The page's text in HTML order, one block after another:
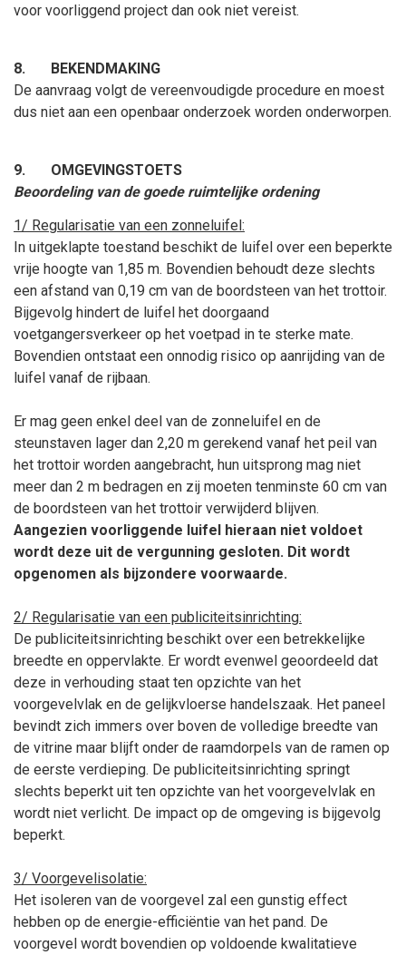
voor voorliggend project dan ook niet vereist.
8.
BEKENDMAKING
De aanvraag volgt de vereenvoudigde procedure en moest
dus niet aan een openbaar onderzoek worden onderworpen.
9.
OMGEVINGSTOETS
Beoordeling van de goede ruimtelijke ordening
1/ Regularisatie van een zonneluifel:
In uitgeklapte toestand beschikt de luifel over een beperkte
vrije hoogte van 1,85 m. Bovendien behoudt deze slechts
een afstand van 0,19 cm van de boordsteen van het trottoir.
Bijgevolg hindert de luifel het doorgaand
voetgangersverkeer op het voetpad in te sterke mate.
Bovendien ontstaat een onnodig risico op aanrijding van de
luifel vanaf de rijbaan.
Er mag geen enkel deel van de zonneluifel en de
steunstaven lager dan 2,20 m gerekend vanaf het peil van
het trottoir worden aangebracht, hun uitsprong mag niet
meer dan 2 m bedragen en zij moeten tenminste 60 cm van
de boordsteen van het trottoir verwijderd blijven.
Aangezien voorliggende luifel hieraan niet voldoet
wordt deze uit de vergunning gesloten. Dit wordt
opgenomen als bijzondere voorwaarde.
2/ Regularisatie van een publiciteitsinrichting:
De publiciteitsinrichting beschikt over een betrekkelijke
breedte en oppervlakte. Er wordt evenwel geoordeeld dat
deze in verhouding staat ten opzichte van het
voorgevelvlak en de gelijkvloerse handelszaak. Het paneel
bevindt zich immers over boven de volledige breedte van
de vitrine maar blijft onder de raamdorpels van de ramen op
de eerste verdieping. De publiciteitsinrichting springt
slechts beperkt uit ten opzichte van het voorgevelvlak en
wordt niet verlicht. De impact op de omgeving is bijgevolg
beperkt.
3/ Voorgevelisolatie:
Het isoleren van de voorgevel zal een gunstig effect
hebben op de energie-efficiëntie van het pand. De
voorgevel wordt bovendien op voldoende kwalitatieve